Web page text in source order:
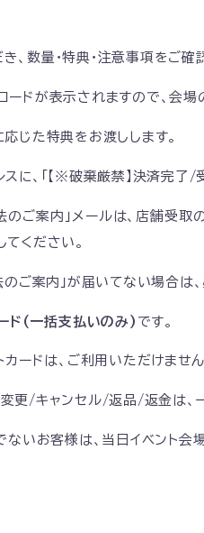
数量・特典・注意事項をご確
ドが表示されますので、会場
じた特典をお渡しします。
に、「【※破棄厳禁】決済完了/
ご案内」メールは、店舗受
ください。
ご案内」が届いてない場合は
ド(一括支払いのみ) です。
ードは、ご利用いただけません
更/キャンセル/返品/返金は、
いお客様は、当日イベント会